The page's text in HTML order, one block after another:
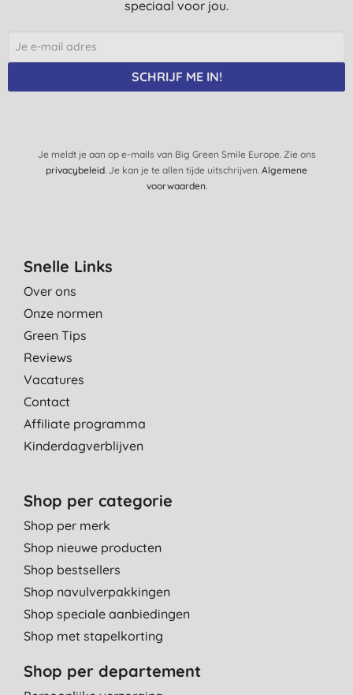
speciaal voor jou.
SCHRIJF ME IN!
Je meldt je aan op e-mails van Big Green Smile Europe. Zie ons
privacybeleid. Je kan je te allen tijde uitschrijven. Algemene
voorwaarden.
Snelle Links
Over ons
Onze normen
Green Tips
Reviews
Vacatures
Contact
Affiliate programma
Kinderdagverblijven
Shop per categorie
Shop per merk
Shop nieuwe producten
Shop bestsellers
Shop navulverpakkingen
Shop speciale aanbiedingen
Shop met stapelkorting
Shop per departement